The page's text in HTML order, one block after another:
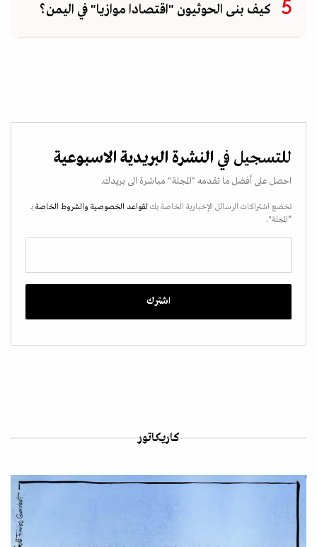
كيف بنى الحوثيون "اقتصادا موازيا" في اليمن؟
للتسجيل في النشرة البريدية الاسبوعية
احصل على أفضل ما تقدمه "المجلة" مباشرة الى بريدك.
تخضع اشتراكات الرسائل الإخبارية الخاصة بك لقواعد الخصوصية والشروط الخاصة بـ
“المجلة".
كاريكاتور